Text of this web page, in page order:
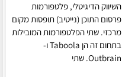
השיווק הדיגיטלי, פלטפורמות
פרסום התוכן (נייטיב) תופסות מקום
מרכזי. שתי הפלטפורמות המובילות
בתחום זה הן Taboola ו-
Outbrain. שתי